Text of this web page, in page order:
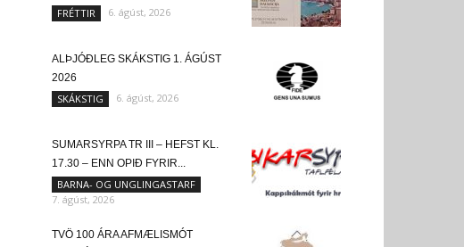
FRÉTTIR 6. ágúst, 2026
ALÞJÓÐLEG SKÁKSTIG 1. ÁGÚST
2026
SKÁKSTIG 6. ágúst, 2026
SUMARSYRPA TR III – HEFST KL.
17.30 – ENN OPIÐ FYRIR...
BARNA- OG UNGLINGASTARF
7. ágúst, 2026
TVÖ 100 ÁRA AFMÆLISMÓT